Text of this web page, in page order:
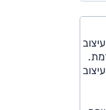
לעיצוב